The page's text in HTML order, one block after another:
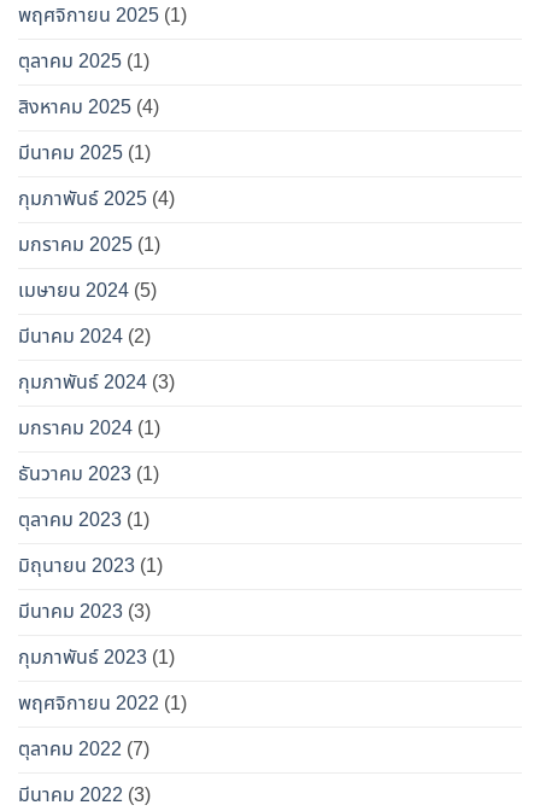
พฤศจิกายน 2025 (1)
ตุลาคม 2025 (1)
สิงหาคม 2025 (4)
มีนาคม 2025 (1)
กุมภาพันธ์ 2025 (4)
มกราคม 2025 (1)
เมษายน 2024 (5)
มีนาคม 2024 (2)
กุมภาพันธ์ 2024 (3)
มกราคม 2024 (1)
ธันวาคม 2023 (1)
ตุลาคม 2023 (1)
มิถุนายน 2023 (1)
มีนาคม 2023 (3)
กุมภาพันธ์ 2023 (1)
พฤศจิกายน 2022 (1)
ตุลาคม 2022 (7)
มีนาคม 2022 (3)